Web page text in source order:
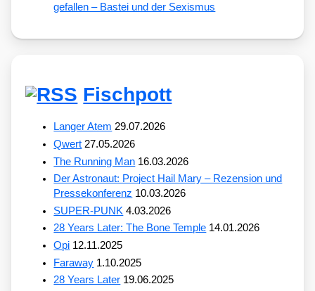
gefallen – Bastei und der Sexismus
Fischpott
Langer Atem 29.07.2026
Qwert 27.05.2026
The Running Man 16.03.2026
Der Astronaut: Project Hail Mary – Rezension und
Pressekonferenz 10.03.2026
SUPER-PUNK 4.03.2026
28 Years Later: The Bone Temple 14.01.2026
Opi 12.11.2025
Faraway 1.10.2025
28 Years Later 19.06.2025